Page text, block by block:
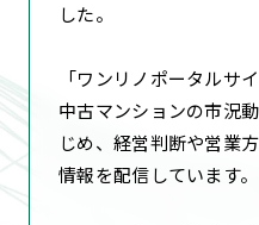
した。
「ワンリノポータルサ
中古マンションの市況
じめ、経営判断や営業
情報を配信しています。